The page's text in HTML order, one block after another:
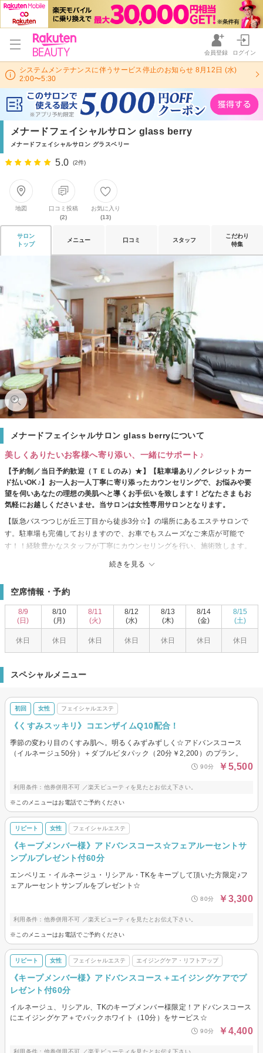
会員登録 ログイン
システムメンテナンスに伴うサービス停止のお知らせ 8月12日 (水)
2:00〜5:30
メナードフェイシャルサロン glass berry
メナードフェイシャルサロン グラスベリー
5.0 (2件)
地図
口コミ投稿
(2)
お気に入り
(13)
サロン
トップ
メニュー 口コミ スタッフ
こだわり
特集
メナードフェイシャルサロン glass berryについて
美しくありたいお客様へ寄り添い、一緒にサポート♪
【予約制／当日予約歓迎（ＴＥＬのみ）★】【駐車場あり／クレジットカー
ド払いOK♪】お一人お一人丁寧に寄り添ったカウンセリングで、お悩みや要
望を伺いあなたの理想の美肌へと導くお手伝いを致します！どなたさまもお
気軽にお越しくださいませ。当サロンは女性専用サロンとなります。
続きを見る
【阪急バスつつじが丘三丁目から徒歩3分☆】の場所にあるエステサロンで
す。駐車場も完備しておりますので、お車でもスムーズなご来店が可能で
す！！経験豊かなスタッフが丁寧にカウンセリングを行い、施術致します。
着実にビューティアップしてみませんか？？？＜ずっと通えるサロン＞をお
探しのお客様は是非一度お越しくださいませ。皆さまのご来店をスタッフ一
同心よりお待ちしております☆
空席情報・予約
8/9
(日)
休日
8/10
(月)
休日
8/11
(火)
休日
8/12
(水)
休日
8/13
(木)
休日
8/14
(金)
休日
8/15
(土)
休日
スペシャルメニュー
初回 女性 フェイシャルエステ
《くすみスッキリ》コエンザイムQ10配合！
季節の変わり目のくすみ肌へ。明るくみずみずしく☆アドバンスコース
（イルネージュ50分）＋ダブルビタパック（20分￥2,200）のプラン。
90分 ￥5,500
利用条件：他券併用不可 ／楽天ビューティを見たとお伝え下さい。
※このメニューはお電話でご予約ください
リピート 女性 フェイシャルエステ
《キープメンバー様》アドバンスコース☆フェアルーセントサ
ンプルプレゼント付60分
エンベリエ・イルネージュ・リシアル・TKをキープして頂いた方限定♪フ
ェアルーセントサンプルをプレゼント☆
80分 ￥3,300
利用条件：他券併用不可 ／楽天ビューティを見たとお伝え下さい。
※このメニューはお電話でご予約ください
リピート 女性 フェイシャルエステ エイジングケア・リフトアップ
《キープメンバー様》アドバンスコース＋エイジングケアでプ
レゼント付60分
イルネージュ、リシアル、TKのキープメンバー様限定！アドバンスコース
にエイジングケア＋でパックホワイト（10分）をサービス☆
90分 ￥4,400
利用条件：他券併用不可 ／楽天ビューティを見たとお伝え下さい。